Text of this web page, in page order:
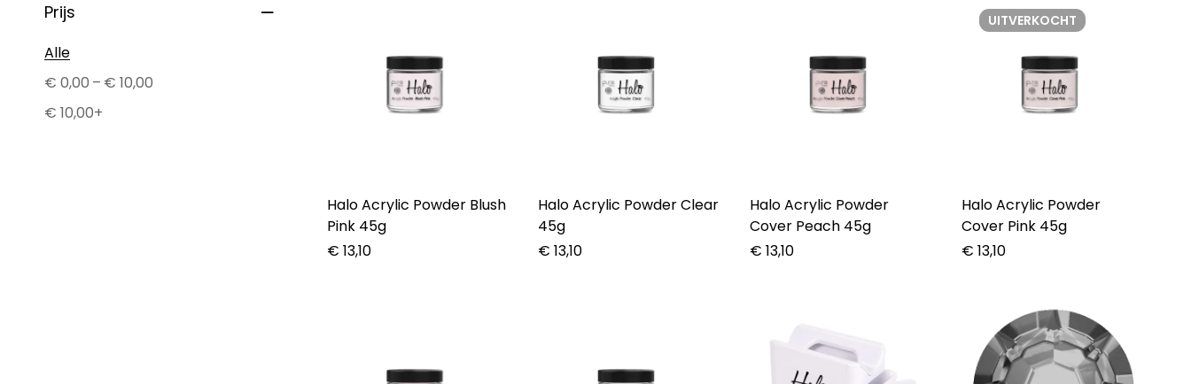
Prijs
Alle
€ 0,00 – € 10,00
€ 10,00+
Halo Acrylic Powder Blush
Pink 45g
€ 13,10
Halo Acrylic Powder Clear
45g
€ 13,10
Halo Acrylic Powder
Cover Peach 45g
€ 13,10
UITVERKOCHT
Halo Acrylic Powder
Cover Pink 45g
€ 13,10